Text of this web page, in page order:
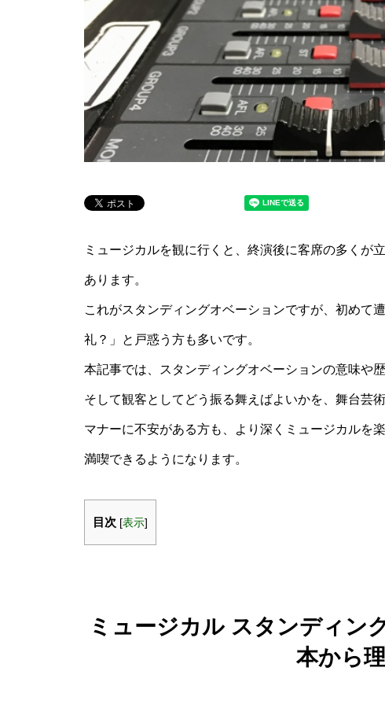
ミュージカルを観に行くと、終演後に客席の多くが
あります。
これがスタンディングオベーションですが、初めて
礼？」と戸惑う方も多いです。
本記事では、スタンディングオベーションの意味や
そして観客としてどう振る舞えばよいかを、舞台芸
マナーに不安がある方も、より深くミュージカルを
満喫できるようになります。
目次 [表示]
ミュージカル スタンディン
本から